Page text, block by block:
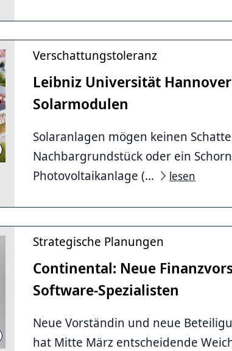
Hannover.de
Verschattungstoleranz
Leibniz Universität
Solarmodulen
Solaranlagen mögen keinen
Nachbargrundstück oder ein
Photovoltaikanlage (...
lesen
Continental AG
Strategische Planungen
Continental: Neue
Software-Spezialisten
Neue Vorständin und neue
hat Mitte März entscheidende